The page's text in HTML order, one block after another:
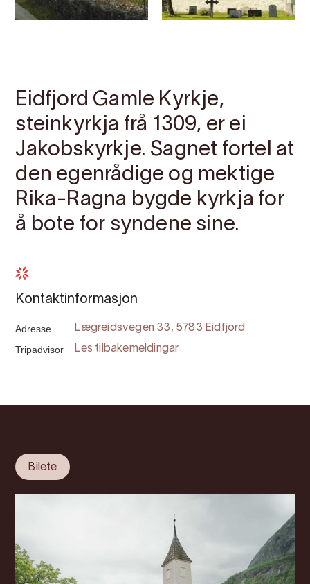
Eidfjord Gamle Kyrkje,
steinkyrkja frå 1309, er ei
Jakobskyrkje. Sagnet fortel at
den egenrådige og mektige
Rika-Ragna bygde kyrkja for
å bote for syndene sine.
Kontaktinformasjon
Adresse Lægreidsvegen 33, 5783 Eidfjord
Tripadvisor Les tilbakemeldingar
Bilete